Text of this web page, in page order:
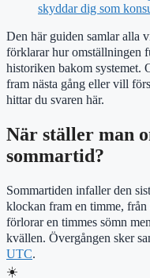
skyddar dig som
Den här guiden samlar alla
förklarar hur omställningen
historiken bakom systemet.
fram nästa gång eller vill
hittar du svaren här.
När ställer man
sommartid?
Sommartiden infaller den
klockan fram en timme,
förlorar en timmes sömn
kvällen. Övergången sker
UTC.
☀️